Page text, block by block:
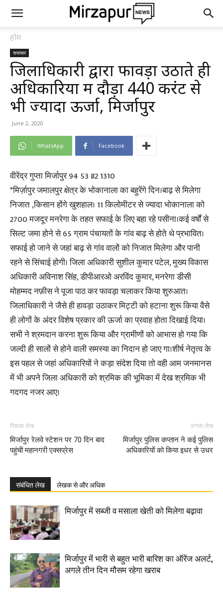
होम
समाचार
जिलाधिकारी द्वारा फावड़ा उठाते ही
अधिकारियों में दौड़ा 440 करंट से
भी ज्यादा ऊर्जा, मिर्जापुर
June 2, 2020
WhatsApp Facebook
वीरेंद्र गुप्ता मिर्जापुर 94 53 82 1310
*मिर्ज़ापुर जमालपुर क्षेत्र के भोकानाला का बहुरेंगे दिन।बाढ़ से मिलेगा
निजात ,किसान होंगे खुशहाल। 11 किलोमीटर से ज्यादा भोकानाला को
2700 मजदूर मनरेगा के तहत सफाई के लिए बहा रहे पसीना।कई वर्षों से
सिल्ट जमा होने से 65 ग्राम पंचायतों के गांव बाढ़ से होते थे प्रभावित।
सफाई हो जाने से जहां बाढ़ से गांव वालों को निजात मिलेगा और पानी
रहने से सिंचाई होगी। जिला अधिकारी सुशील कुमार पटेल, मुख्य विकास
अधिकारी अविनाश सिंह, डीपीआरओ अरविंद कुमार, मनरेगा डीसी
मोहम्मद नफ़ीस ने पूजा पाठ कर फावड़ा चलाकर किया शुरुआत।
जिलाधिकारी ने जैसे ही हावड़ा उठाकर मिट्टी को हटाना शुरू किया वैसे
ही लोगों के अंदर विशेष प्रकार की ऊर्जा का प्रवाह होता दिखाई दिया।
सभी ने श्रमदान करना शुरू किया और ग्रामीणों को आभास हो गया कि
जल्दी ही सालों से होने वाली समस्या का निदान हो जाए गा।शीर्ष नेतृत्व के
इस पहल से जहां अधिकारियों ने कड़ा संदेश दिया तो वही आम जनमानस
में भी अपने जिला अधिकारी को श्रमिक की भूमिका में देख श्रमिक भी
गदगद नजर आए।
पिछला लेख
मिर्जापुर रेलवे स्टेशन पर 70 दिन बाद
पहुंची महानगरी एक्सप्रेस
अगला लेख
मिर्जापुर पुलिस कप्तान ने कई पुलिस
अधिकारियों को किया इधर से उधर
संबंधित लेख लेखक से और अधिक
मिर्जापुर में सब्जी व मसाला खेती को मिलेगा बढ़ावा
मिर्जापुर में भारी से बहुत भारी बारिश का ऑरेंज अलर्ट,
अगले तीन दिन मौसम रहेगा खराब